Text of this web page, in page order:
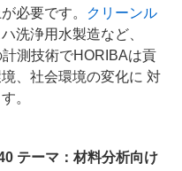
必要です。
クリーンル
洗浄用水製造など、
測技術でHORIBAは貢
、社会環境の変化に 対
。
テーマ：材料分析向け